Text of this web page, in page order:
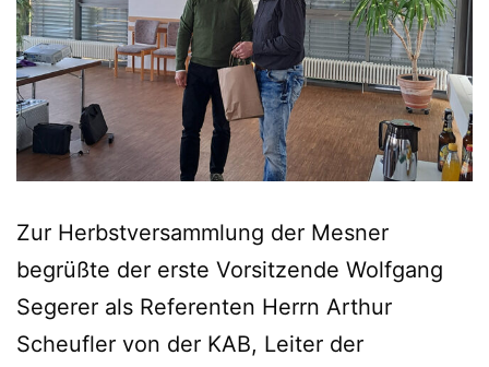
Zur Herbstversammlung der Mesner
begrüßte der erste Vorsitzende Wolfgang
Segerer als Referenten Herrn Arthur
Scheufler von der KAB, Leiter der